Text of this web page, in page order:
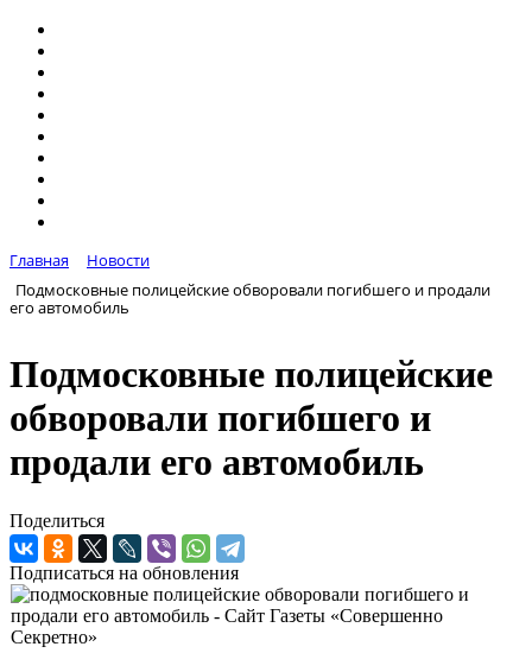
Главная
Новости
Подмосковные полицейские обворовали погибшего и продали
его автомобиль
Подмосковные полицейские
обворовали погибшего и
продали его автомобиль
Поделиться
Подписаться на обновления